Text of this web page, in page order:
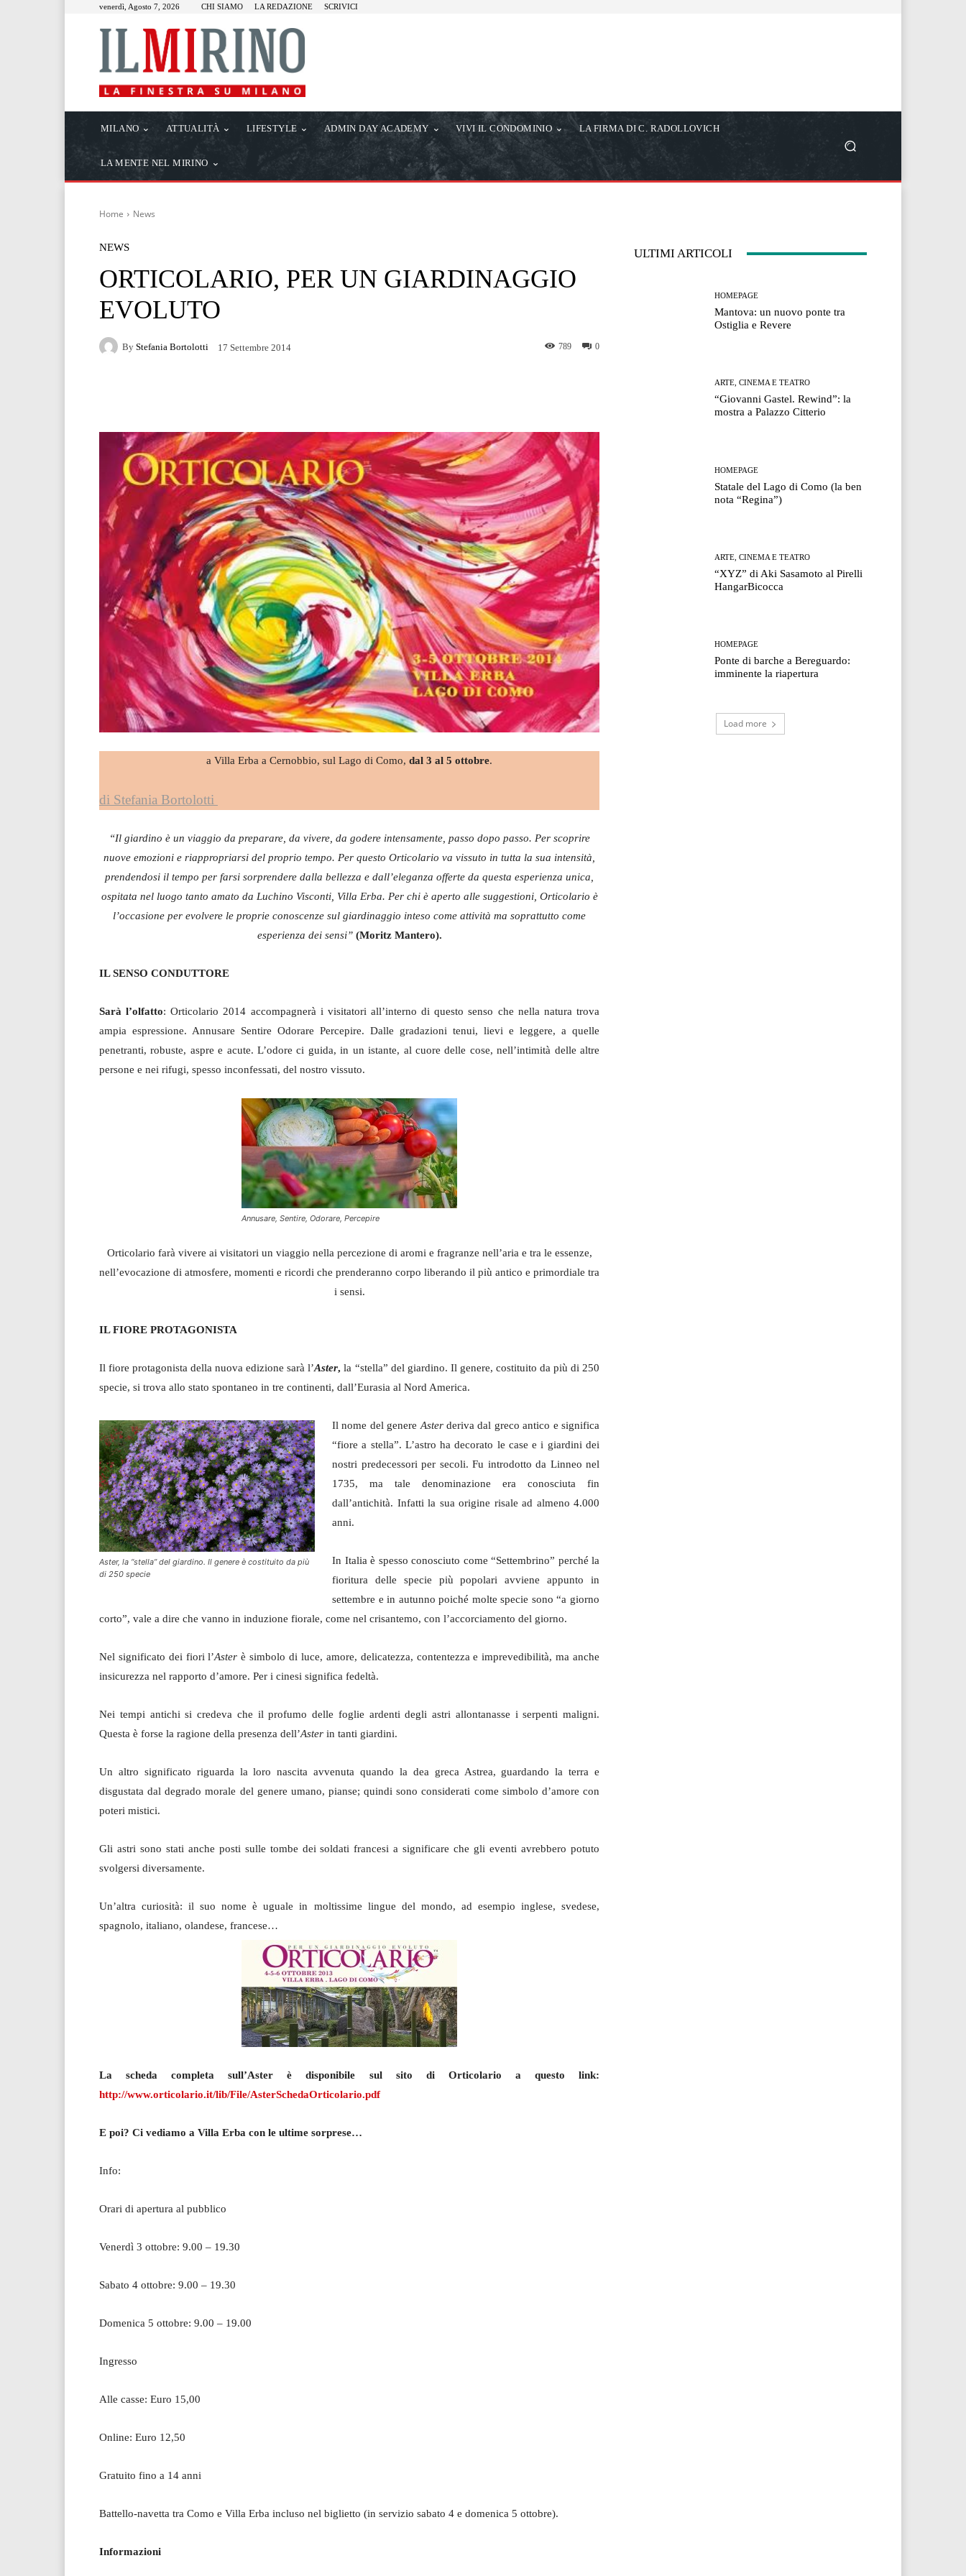
venerdì, Agosto 7, 2026 CHI SIAMO LA REDAZIONE SCRIVICI
MILANO ATTUALITÀ LIFESTYLE ADMIN DAY ACADEMY VIVI IL CONDOMINIO LA FIRMA DI C. RADOLLOVICH
LA MENTE NEL MIRINO
Home News
NEWS
ORTICOLARIO, PER UN GIARDINAGGIO
EVOLUTO
By Stefania Bortolotti 17 Settembre 2014 0
789
a Villa Erba a Cernobbio, sul Lago di Como, dal 3 al 5 ottobre.
di Stefania Bortolotti
“Il giardino è un viaggio da preparare, da vivere, da godere intensamente, passo dopo passo. Per scoprire
nuove emozioni e riappropriarsi del proprio tempo. Per questo Orticolario va vissuto in tutta la sua intensità,
prendendosi il tempo per farsi sorprendere dalla bellezza e dall’eleganza offerte da questa esperienza unica,
ospitata nel luogo tanto amato da Luchino Visconti, Villa Erba. Per chi è aperto alle suggestioni, Orticolario è
l’occasione per evolvere le proprie conoscenze sul giardinaggio inteso come attività ma soprattutto come
esperienza dei sensi” (Moritz Mantero).
IL SENSO CONDUTTORE
Sarà l’olfatto: Orticolario 2014 accompagnerà i visitatori all’interno di questo senso che nella natura trova
ampia espressione. Annusare Sentire Odorare Percepire. Dalle gradazioni tenui, lievi e leggere, a quelle
penetranti, robuste, aspre e acute. L’odore ci guida, in un istante, al cuore delle cose, nell’intimità delle altre
persone e nei rifugi, spesso inconfessati, del nostro vissuto.
Annusare, Sentire, Odorare, Percepire
Orticolario farà vivere ai visitatori un viaggio nella percezione di aromi e fragranze nell’aria e tra le essenze,
nell’evocazione di atmosfere, momenti e ricordi che prenderanno corpo liberando il più antico e primordiale tra
i sensi.
IL FIORE PROTAGONISTA
Il fiore protagonista della nuova edizione sarà l’Aster,la “stella” del giardino. Il genere, costituito da più di 250
specie, si trova allo stato spontaneo in tre continenti, dall’Eurasia al Nord America.
Aster, la “stella” del giardino. Il genere è costituito da più
di 250 specie
Il nome del genere Asterderiva dal greco antico e significa
“fiore a stella”. L’astro ha decorato le case e i giardini dei
nostri predecessori per secoli. Fu introdotto da Linneo nel
1735, ma tale denominazione era conosciuta fin
dall’antichità. Infatti la sua origine risale ad almeno 4.000
anni.
In Italia è spesso conosciuto come “Settembrino” perché la
fioritura delle specie più popolari avviene appunto in
settembre e in autunno poiché molte specie sono “a giorno
corto”, vale a dire che vanno in induzione fiorale, come nel crisantemo, con l’accorciamento del giorno.
Nel significato dei fiori l’Aster è simbolo di luce, amore, delicatezza, contentezza e imprevedibilità, ma anche
insicurezza nel rapporto d’amore. Per i cinesi significa fedeltà.
Nei tempi antichi si credeva che il profumo delle foglie ardenti degli astri allontanasse i serpenti maligni.
Questa è forse la ragione della presenza dell’Aster in tanti giardini.
Un altro significato riguarda la loro nascita avvenuta quando la dea greca Astrea, guardando la terra e
disgustata dal degrado morale del genere umano, pianse; quindi sono considerati come simbolo d’amore con
poteri mistici.
Gli astri sono stati anche posti sulle tombe dei soldati francesi a significare che gli eventi avrebbero potuto
svolgersi diversamente.
Un’altra curiosità: il suo nome è uguale in moltissime lingue del mondo, ad esempio inglese, svedese,
spagnolo, italiano, olandese, francese…
La scheda completa sull’Aster è disponibile sul sito di Orticolario a questo link:
http://www.orticolario.it/lib/File/AsterSchedaOrticolario.pdf
E poi? Ci vediamo a Villa Erba con le ultime sorprese…
Info:
Orari di apertura al pubblico
Venerdì 3 ottobre: 9.00 – 19.30
Sabato 4 ottobre: 9.00 – 19.30
Domenica 5 ottobre: 9.00 – 19.00
Ingresso
Alle casse: Euro 15,00
Online: Euro 12,50
Gratuito fino a 14 anni
Battello-navetta tra Como e Villa Erba incluso nel biglietto (in servizio sabato 4 e domenica 5 ottobre).
Informazioni
ULTIMI ARTICOLI
HOMEPAGE
Mantova: un nuovo ponte tra
Ostiglia e Revere
ARTE, CINEMA E TEATRO
“Giovanni Gastel. Rewind”: la
mostra a Palazzo Citterio
HOMEPAGE
Statale del Lago di Como (la ben
nota “Regina”)
ARTE, CINEMA E TEATRO
“XYZ” di Aki Sasamoto al Pirelli
HangarBicocca
HOMEPAGE
Ponte di barche a Bereguardo:
imminente la riapertura
Load more